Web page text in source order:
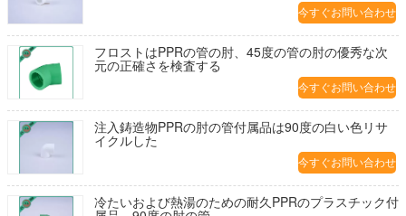
今すぐお問い合わせ
フロストはPPRの管の肘、45度の管の肘の優秀な次
元の正確さを検査する
今すぐお問い合わせ
注入鋳造物PPRの肘の管付属品は90度の白い色リサ
イクルした
今すぐお問い合わせ
冷たいおよび熱湯のための耐久PPRのプラスチック付